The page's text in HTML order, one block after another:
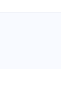
望の方のみ】
クコーヒー園
ランコ＆世界
ン寺院【世界
塔が幻想的